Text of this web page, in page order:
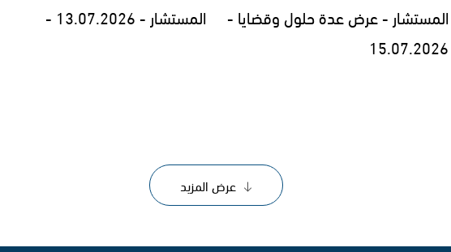
المستشار - عرض عدة حلول وقضايا -
15.07.2026
المستشار - 13.07.2026 -
عرض المزيد